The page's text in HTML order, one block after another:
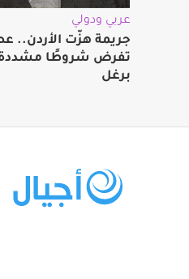
عربي ودولي
جريمة هزّت الأردن..
تفرض شروطًا مشددة
برغل